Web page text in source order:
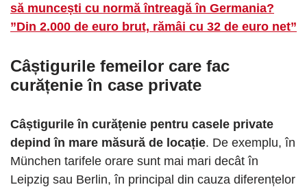
să muncești cu normă întreagă în Germania?
”Din 2.000 de euro brut, rămâi cu 32 de euro net”
Câștigurile femeilor care fac
curățenie în case private
Câștigurile în curățenie pentru casele private
depind în mare măsură de locație. De exemplu, în
München tarifele orare sunt mai mari decât în ​​
Leipzig sau Berlin, în principal din cauza diferențelor